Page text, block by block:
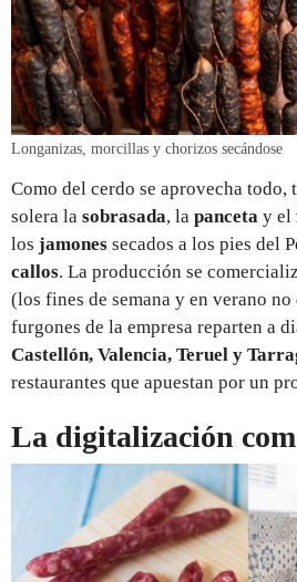
Longanizas, morcillas y chorizos secándose
Como del cerdo se aprovecha todo,
solera la sobrasada, la panceta y el
los jamones secados a los pies del
callos. La producción se
(los fines de semana y en verano
furgones de la empresa reparten a
Castellón, Valencia, Teruel y
restaurantes que apuestan por un
La digitalización